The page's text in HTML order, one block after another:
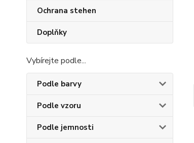
Ochrana stehen
Doplňky
Vybírejte podle...
Podle barvy
Podle vzoru
Podle jemnosti